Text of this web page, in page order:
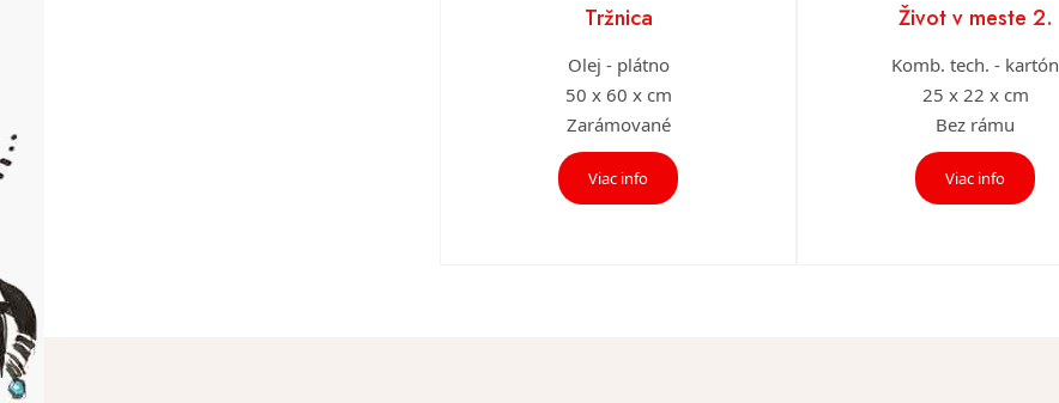
Tržnica
Olej - plátno
50 x 60 x cm
Zarámované
Viac info
Život v meste 2.
Komb. tech. - kartón
25 x 22 x cm
Bez rámu
Viac info